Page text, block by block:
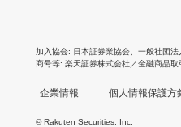
加入協会 日本証券業協会 一般社団法
商号等 楽天証券株式会社／金融商品
企業情報 個人情報保護方
© Rakuten Securities, Inc.